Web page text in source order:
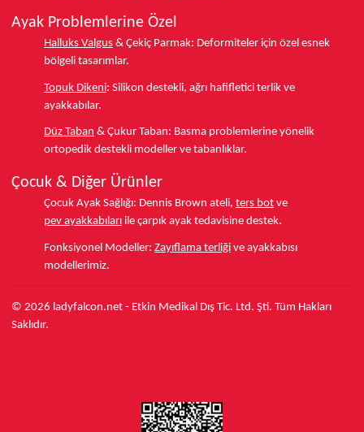
Ayak Problemlerine Özel
Halluks Valgus & Çekiç Parmak: Deformiteler için özel esnek
bölgeli tasarımlar.
Topuk Dikeni: Silikon destekli, ağrı hafifletici terlik ve
ayakkabılar.
Düz Taban & Çukur Taban: Basma problemlerine yönelik
ortopedik destekli modeller ve tabanlıklar.
Çocuk & Diğer Ürünler
Çocuk Ayak Sağlığı: Dennis Brown ateli, ters bot ve
pev ayakkabıları ile çarpık ayak tedavisine destek.
Fonksiyonel Modeller: Zayıflama terliği ve ayakkabısı
modellerimiz.
© 2026 ladyfalcon.net - Etkin Medikal Dış Tic. Ltd. Şti. Tüm Hakları
Saklıdır.